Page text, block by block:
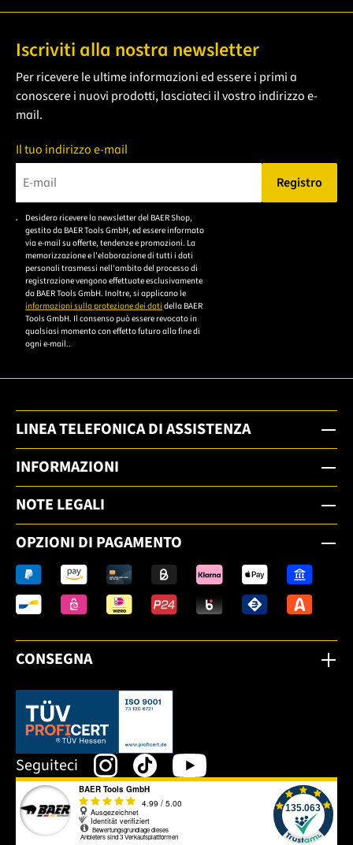
Iscriviti alla nostra newsletter
Per ricevere le ultime informazioni ed essere i primi a
conoscere i nuovi prodotti, lasciateci il vostro indirizzo e-
mail.
Il tuo indirizzo e-mail
Bitte geben Sie eine gültige E-Mail-Adresse ein.
Registro
Desidero ricevere la newsletter del BAER Shop,
gestito da BAER Tools GmbH, ed essere informato
via e-mail su offerte, tendenze e promozioni. La
memorizzazione e l'elaborazione di tutti i dati
personali trasmessi nell'ambito del processo di
registrazione vengono effettuate esclusivamente
da BAER Tools GmbH. Inoltre, si applicano le
informazioni sulla protezione dei dati della BAER
Tools GmbH. Il consenso può essere revocato in
qualsiasi momento con effetto futuro alla fine di
ogni e-mail..
LINEA TELEFONICA DI ASSISTENZA
INFORMAZIONI
NOTE LEGALI
OPZIONI DI PAGAMENTO
CONSEGNA
Dieser Link öffnet sich in einem neuen Tab.
Seguiteci